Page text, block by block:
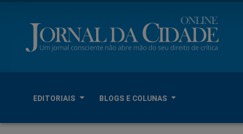
EDITORIAIS BLOGS E COLUNAS